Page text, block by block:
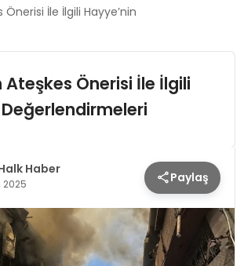
İle İlgili Hayye’nin
Önerisi İle İlgili
Değerlendirmeleri
Haber
2025 Paylaş